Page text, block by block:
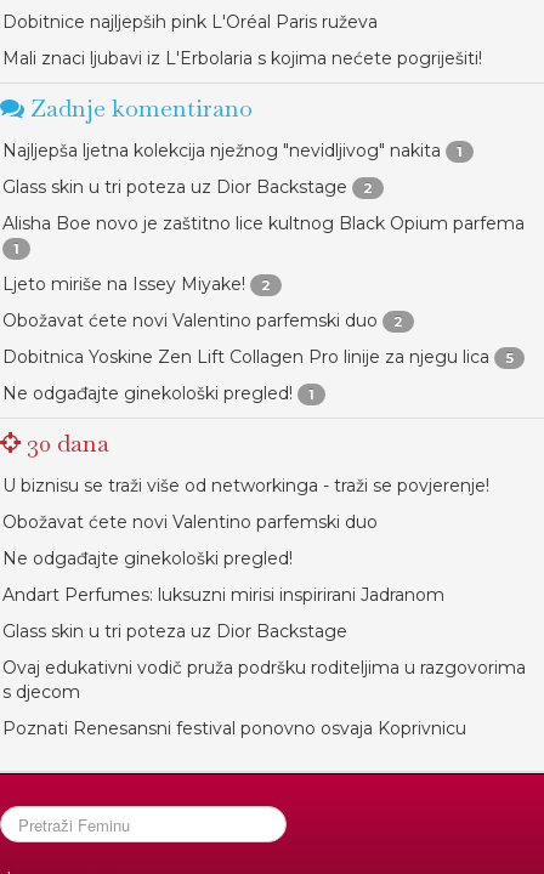
Dobitnice najljepših pink L'Oréal Paris ruževa
Mali znaci ljubavi iz L'Erbolaria s kojima nećete pogriješiti!
Zadnje komentirano
Najljepša ljetna kolekcija nježnog "nevidljivog" nakita 1
Glass skin u tri poteza uz Dior Backstage 2
Alisha Boe novo je zaštitno lice kultnog Black Opium parfema
1
Ljeto miriše na Issey Miyake! 2
Obožavat ćete novi Valentino parfemski duo 2
Dobitnica Yoskine Zen Lift Collagen Pro linije za njegu lica 5
Ne odgađajte ginekološki pregled! 1
30 dana
U biznisu se traži više od networkinga - traži se povjerenje!
Obožavat ćete novi Valentino parfemski duo
Ne odgađajte ginekološki pregled!
Andart Perfumes: luksuzni mirisi inspirirani Jadranom
Glass skin u tri poteza uz Dior Backstage
Ovaj edukativni vodič pruža podršku roditeljima u razgovorima
s djecom
Poznati Renesansni festival ponovno osvaja Koprivnicu